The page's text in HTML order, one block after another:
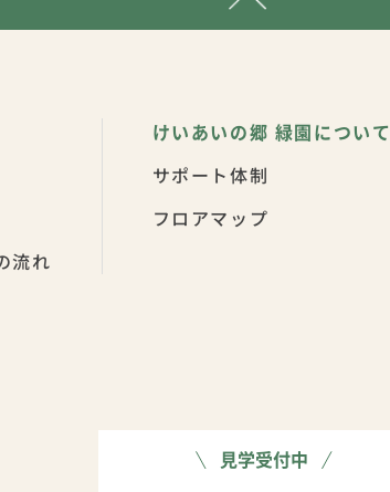
流れ
けいあいの郷 緑園について
サポート体制
フロアマップ
見学受付中